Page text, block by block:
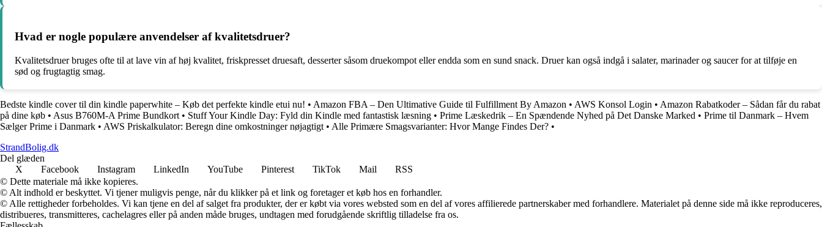
Hvad er nogle populære anvendelser af kvalitetsdruer?
Kvalitetsdruer bruges ofte til at lave vin af høj kvalitet, friskpresset druesaft, desserter såsom druekompot eller endda som en sund snack. Druer kan også indgå i salater, marinader og saucer for at tilføje en
sød og frugtagtig smag.
Bedste kindle cover til din kindle paperwhite – Køb det perfekte kindle etui nu! • Amazon FBA – Den Ultimative Guide til Fulfillment By Amazon • AWS Konsol Login • Amazon Rabatkoder – Sådan får du rabat
på dine køb • Asus B760M-A Prime Bundkort • Stuff Your Kindle Day: Fyld din Kindle med fantastisk læsning • Prime Læskedrik – En Spændende Nyhed på Det Danske Marked • Prime til Danmark – Hvem
Sælger Prime i Danmark • AWS Priskalkulator: Beregn dine omkostninger nøjagtigt • Alle Primære Smagsvarianter: Hvor Mange Findes Der? •
StrandBolig.dk
Del glæden
X
Facebook Instagram LinkedIn YouTube Pinterest TikTok Mail
RSS
© Dette materiale må ikke kopieres.
© Alt indhold er beskyttet. Vi tjener muligvis penge, når du klikker på et link og foretager et køb hos en forhandler.
© Alle rettigheder forbeholdes. Vi kan tjene en del af salget fra produkter, der er købt via vores websted som en del af vores affilierede partnerskaber med forhandlere. Materialet på denne side må ikke reproduceres,
distribueres, transmitteres, cachelagres eller på anden måde bruges, undtagen med forudgående skriftlig tilladelse fra os.